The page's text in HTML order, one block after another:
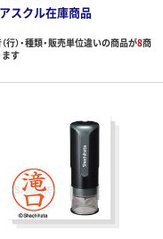
アスクル在庫商品
行）・種類・販売単位違いの商品が8商
す